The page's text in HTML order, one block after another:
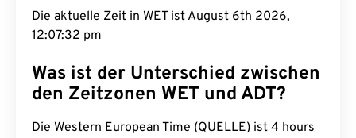
Die aktuelle Zeit in WET ist August 6th 2026,
12:07:33 pm
Was ist der Unterschied zwischen
den Zeitzonen WET und ADT?
Die Western European Time (QUELLE) ist 4 hours